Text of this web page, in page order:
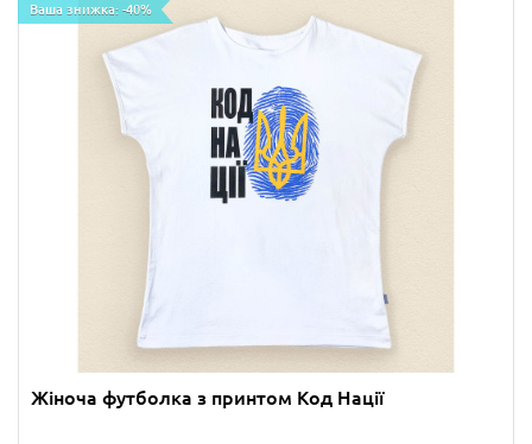
Ваша знижка: -40%
Жіноча футболка з принтом Код Нації